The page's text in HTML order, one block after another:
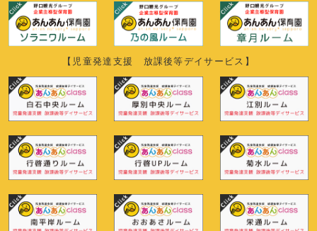
【児童発達支援 放課後等デイサービス】